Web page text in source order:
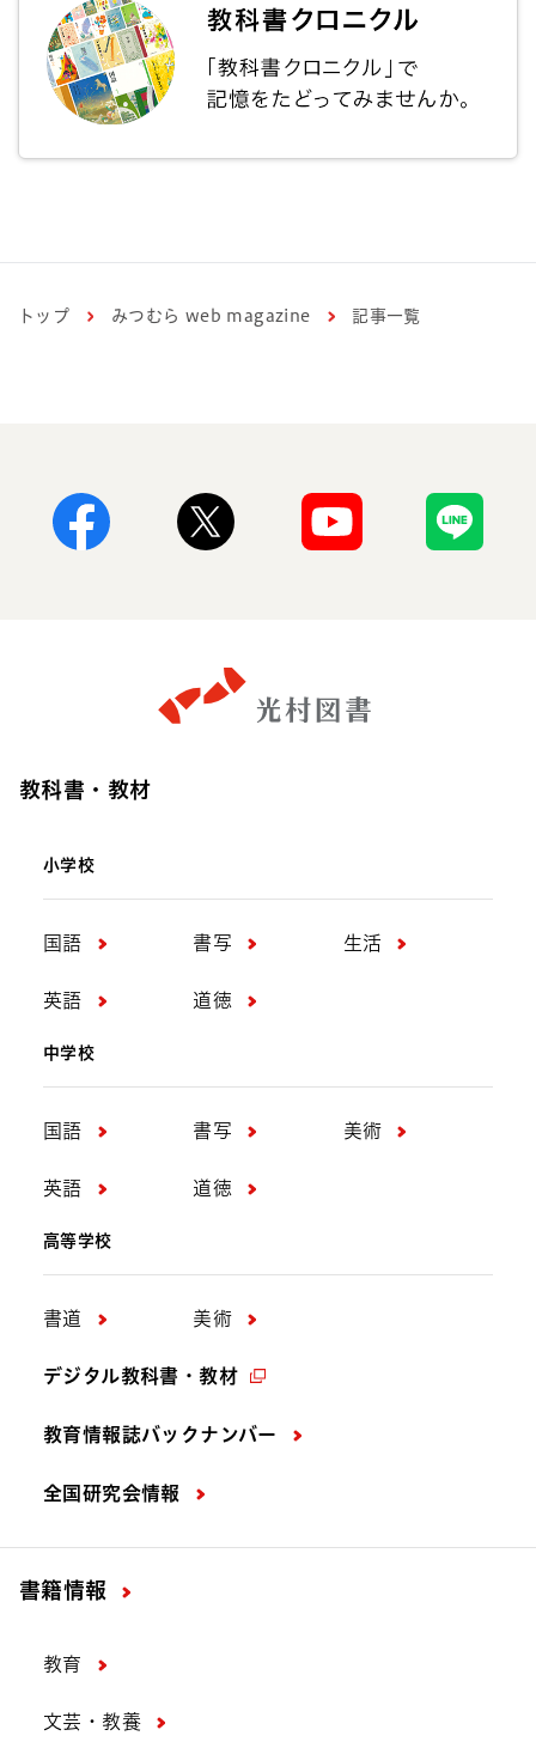
トップ みつむら web magazine 記事一覧
教科書・教材
小学校
国語 書写 生活
英語 道徳
中学校
国語 書写 美術
英語 道徳
高等学校
書道 美術
デジタル教科書・教材
教育情報誌バックナンバー
全国研究会情報
書籍情報
教育
文芸・教養